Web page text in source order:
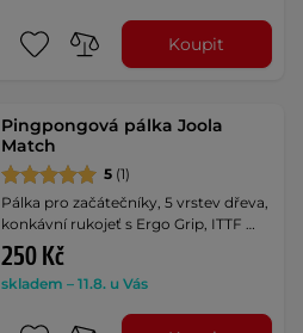
Koupit
Pingpongová pálka Joola
Match
5 (1)
Pálka pro začátečníky, 5 vrstev dřeva,
konkávní rukojeť s Ergo Grip, ITTF …
250 Kč
skladem – 11.8. u Vás